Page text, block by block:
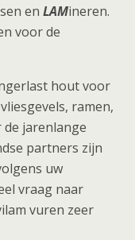
en LAMineren.
voor de
hout voor
ramen,
de jarenlange
partners zijn
uw
vraag naar
vuren zeer